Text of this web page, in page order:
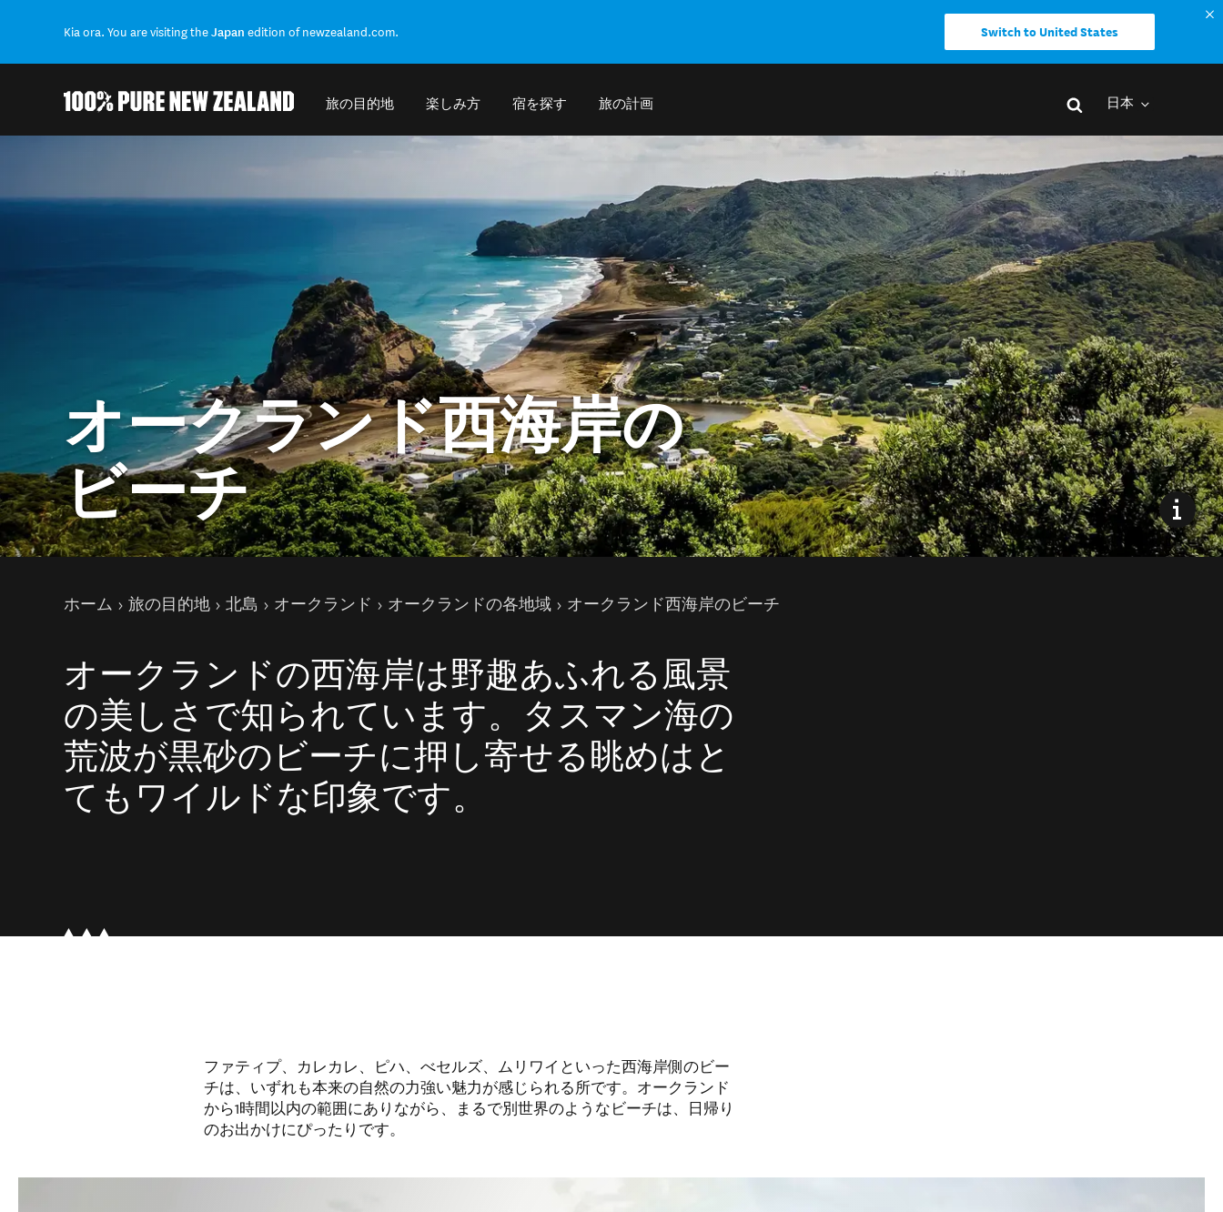
Kia ora. You are visiting theJapan edition of newzealand.com. Switch to United States
旅の目的地 楽しみ方 宿を探す 旅の計画 日本
オークランド西海岸の
ビーチ
現在のページ
ホーム 旅の目的地 北島 オークランド オークランドの各地域 オークランド西海岸のビーチ
オークランドの西海岸は野趣あふれる風景
の美しさで知られています。タスマン海の
荒波が黒砂のビーチに押し寄せる眺めはと
てもワイルドな印象です。
ファティプ、カレカレ、ピハ、べセルズ、ムリワイといった西海岸側のビー
チは、いずれも本来の自然の力強い魅力が感じられる所です。オークランド
から1時間以内の範囲にありながら、まるで別世界のようなビーチは、日帰り
のお出かけにぴったりです。